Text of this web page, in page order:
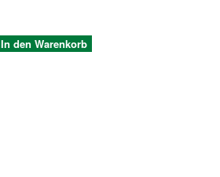
In den Warenkorb